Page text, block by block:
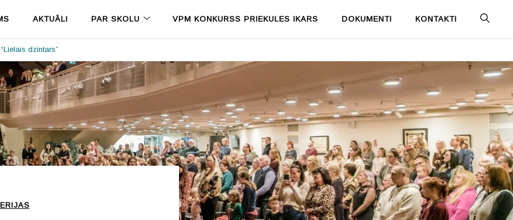
AKTUĀLI PAR SKOLU VPM KONKURSS PRIEKULES IKARS DOKUMENTI KONTAKTI
dzintars”